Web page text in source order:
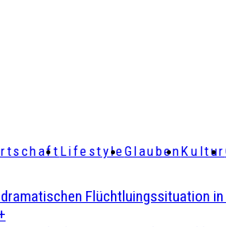
LifestyleGlaubenKultur
Flüchtluingssituation